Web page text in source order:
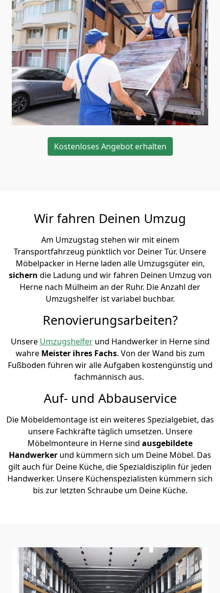
Kostenloses Angebot erhalten
Wir fahren Deinen Umzug
Am Umzugstag stehen wir mit einem
Transportfahrzeug pünktlich vor Deiner Tür. Unsere
Möbelpacker in Herne laden alle Umzugsgüter ein,
sichern die Ladung und wir fahren Deinen Umzug von
Herne nach Mülheim an der Ruhr. Die Anzahl der
Umzugshelfer ist variabel buchbar.
Renovierungsarbeiten?
Unsere Umzugshelferund Handwerker in Herne sind
wahre Meister ihres Fachs. Von der Wand bis zum
Fußboden führen wir alle Aufgaben kostengünstig und
fachmännisch aus.
Auf- und Abbauservice
Die Möbeldemontage ist ein weiteres Spezialgebiet, das
unsere Fachkräfte täglich umsetzen. Unsere
Möbelmonteure in Herne sind ausgebildete
Handwerker und kümmern sich um Deine Möbel. Das
gilt auch für Deine Küche, die Spezialdisziplin für jeden
Handwerker. Unsere Küchenspezialisten kümmern sich
bis zur letzten Schraube um Deine Küche.